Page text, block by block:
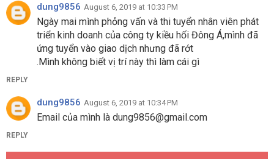
dung9856 August 6, 2019 at 10:33 PM
Ngày mai mình phỏng vấn và thi tuyển nhân viên phát
triển kinh doanh của công ty kiều hối Đông Á,mình đã
ứng tuyển vào giao dịch nhưng đã rớt
.Mình không biết vị trí này thì làm cái gì
REPLY
dung9856 August 6, 2019 at 10:34 PM
Email của mình là dung9856@gmail.com
REPLY